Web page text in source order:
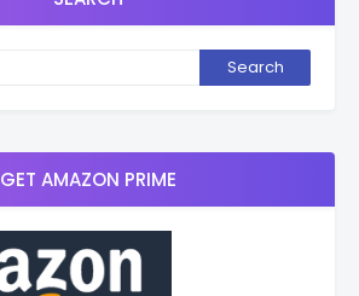
GET AMAZON PRIME